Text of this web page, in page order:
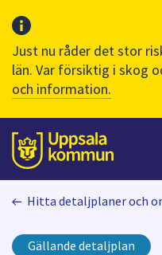
Just nu råder det stor
län. Var försiktig i skog
och information.
Till sidans
huvudinnehåll
Hitta detaljplaner och
Gällande detaljplan